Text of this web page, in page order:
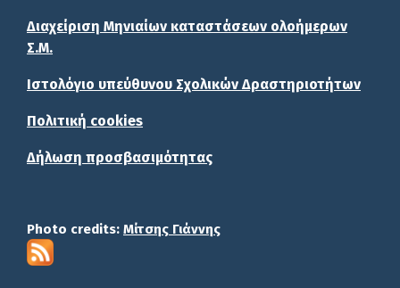
Διαχείριση Μηνιαίων καταστάσεων ολοήμερων
Σ.Μ.
Ιστολόγιο υπεύθυνου Σχολικών Δραστηριοτήτων
Πολιτική cookies
Δήλωση προσβασιμότητας
Photo credits: Μίτσης Γιάννης